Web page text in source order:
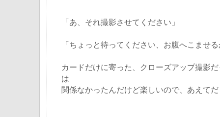
「あ、それ撮影させてください」
「ちょっと待ってください、お腹へこませ
カードだけに寄った、クローズアップ撮影
は
関係なかったんだけど楽しいので、あえて